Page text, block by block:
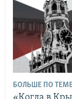
БОЛЬШЕ ПО